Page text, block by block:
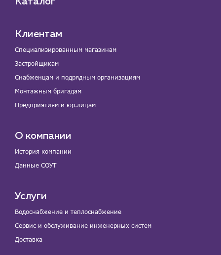
Клиентам
Специализированным магазинам
Застройщикам
Снабженцам и подрядным организациям
Монтажным бригадам
Предприятиям и юр.лицам
О компании
История компании
Данные СОУТ
Услуги
Водоснабжение и теплоснабжение
Сервис и обслуживание инженерных систем
Доставка